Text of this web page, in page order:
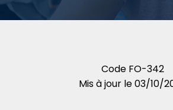
Code FO-342
Mis à jour le03/10/